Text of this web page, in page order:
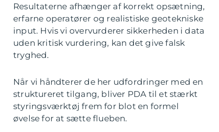
Resultaterne afhænger af korrekt opsætning,
erfarne operatører og realistiske geotekniske
input. Hvis vi overvurderer sikkerheden i data
uden kritisk vurdering, kan det give falsk
tryghed.
Når vi håndterer de her udfordringer med en
struktureret tilgang, bliver PDA til et stærkt
styringsværktøj frem for blot en formel
øvelse for at sætte flueben.